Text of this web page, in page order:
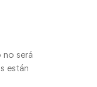
no será
están